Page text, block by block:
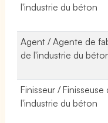
l'industrie du béton
Agent / Agente de
de l'industrie du
Finisseur / Finisseuse
l'industrie du béton